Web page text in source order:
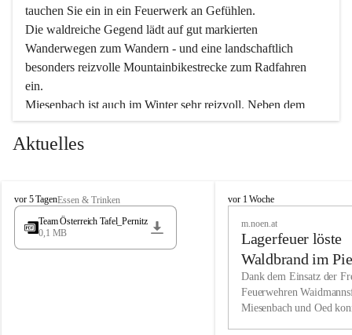
tauchen Sie ein in ein Feuerwerk an Gefühlen.
Die waldreiche Gegend lädt auf gut markierten
Wanderwegen zum Wandern - und eine landschaftlich
besonders reizvolle Mountainbikestrecke zum Radfahren
ein.
Miesenbach ist auch im Winter sehr reizvoll. Neben dem
Eisstockschießen gibt es auf dem nahe gelegenen Unterberg
wunderschöne Naturschneepisten, die zum Schifahren oder
vielfältige Angebot unserer Kulturvereine.
Überzeugen Sie sich selbst, dass Sie in Miesenbach sowie
in den Beherbergungsbetrieben, Gaststätten und urigen
Wir kennen Miesenbach als lebens- und liebenswerten Ort.
Tradition und Innovation werden ebenso groß geschrieben
Aktuelles
M
i
s
vor 5 TagenEssen & Trinken
Team Österreich Tafel_Pernitz
0,1 MB
M
h
vor 1 Woche
m.noen.at
Lagerfeuer löste
Waldbrand im
aus
Dank dem Einsatz der
Feuerwehren
Miesenbach und Oed